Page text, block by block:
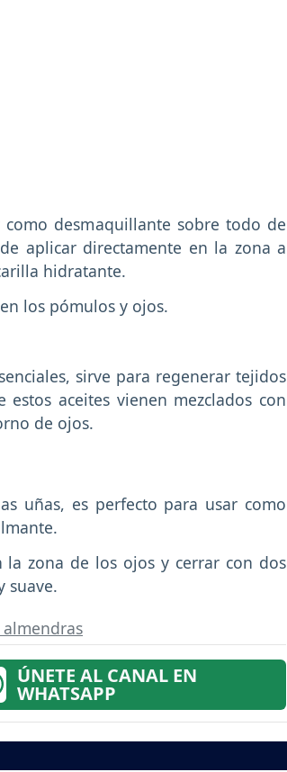
desmaquillante sobre todo de
aplicar directamente en la zona a
hidratante.
los pómulos y ojos.
sirve para regenerar tejidos
aceites vienen mezclados con
de ojos.
uñas, es perfecto para usar como
zona de los ojos y cerrar con dos
suave.
ÚNETE AL CANAL EN
WHATSAPP